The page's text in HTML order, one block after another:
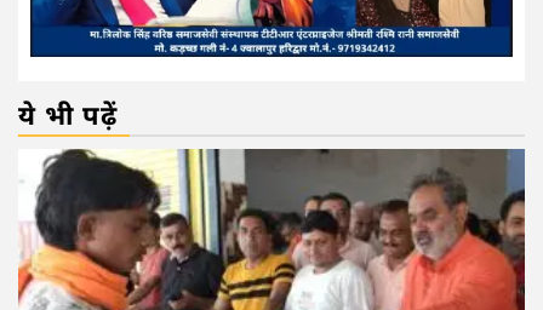
ये भी पढ़ें